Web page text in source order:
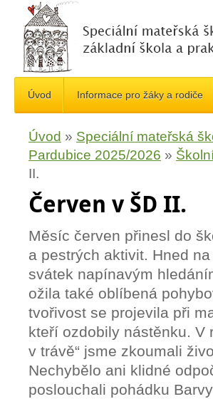
Úvod Informace pro žáky a rodiče
Úvod » Speciální mateřská
Pardubice 2025/2026 »
II.
Červen v ŠD II.
Měsíc červen přinesl do
a pestrých aktivit. Hned
svátek napínavým
ožila také oblíbená
tvořivost se projevila při
kteří ozdobily nástěnku. V
v trávě“ jsme zkoumali
Nechybělo ani klidné
poslouchali pohádku